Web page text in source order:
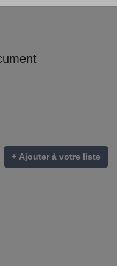
+ Ajouter à votre liste
Envoyer Fermer